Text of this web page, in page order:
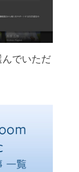
んでいただ